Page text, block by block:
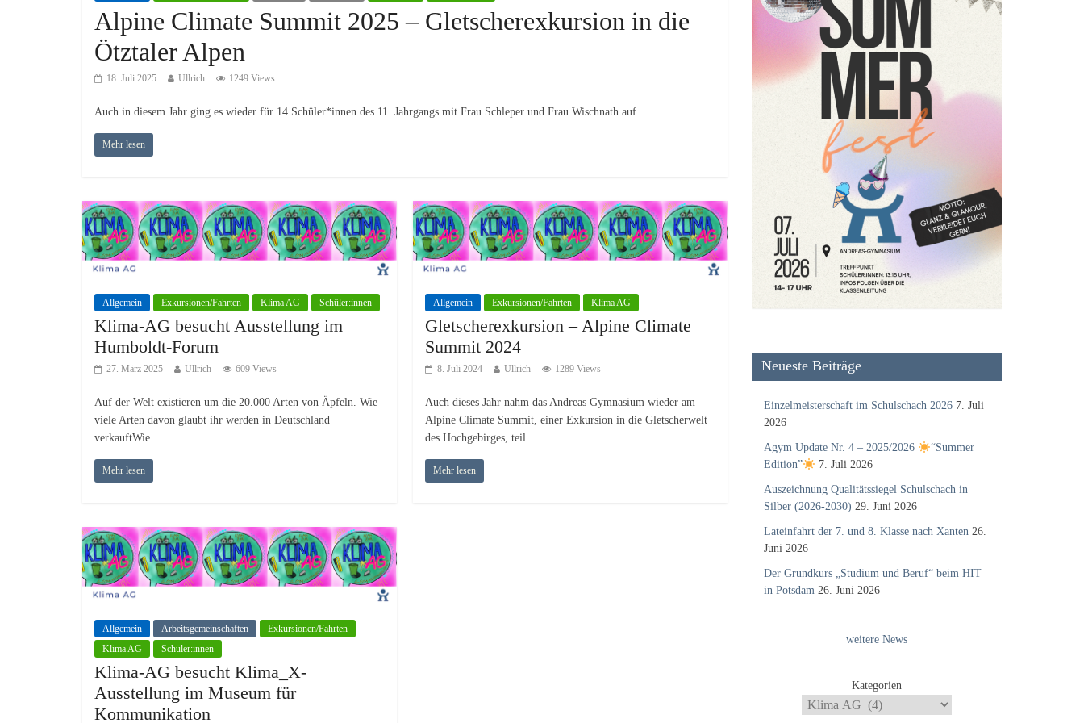
Alpine Climate Summit 2025 – Gletscherexkursion in die
Ötztaler Alpen
18. Juli 2025 Ullrich 1249 Views
Auch in diesem Jahr ging es wieder für 14 Schüler*innen des 11. Jahrgangs mit Frau Schleper und Frau Wischnath auf
Mehr lesen
Allgemein Exkursionen/Fahrten Klima AG Schüler:innen
Klima-AG besucht Ausstellung im
Humboldt-Forum
27. März 2025 Ullrich 609 Views
Auf der Welt existieren um die 20.000 Arten von Äpfeln. Wie
viele Arten davon glaubt ihr werden in Deutschland
verkauftWie
Mehr lesen
Allgemein Exkursionen/Fahrten Klima AG
Gletscherexkursion – Alpine Climate
Summit 2024
8. Juli 2024 Ullrich 1289 Views
Auch dieses Jahr nahm das Andreas Gymnasium wieder am
Alpine Climate Summit, einer Exkursion in die Gletscherwelt
des Hochgebirges, teil.
Mehr lesen
Allgemein Arbeitsgemeinschaften
Exkursionen/Fahrten
Klima AG
Schüler:innen
Klima-AG besucht Klima_X-
Ausstellung im Museum für
Kommunikation
Neueste Beiträge
Einzelmeisterschaft im Schulschach 2026 7. Juli
2026
Agym Update Nr. 4 – 2025/2026
“Summer
Edition”
7. Juli 2026
Auszeichnung Qualitätssiegel Schulschach in
Silber (2026-2030) 29. Juni 2026
Lateinfahrt der 7. und 8. Klasse nach Xanten 26.
Juni 2026
Der Grundkurs „Studium und Beruf“ beim HIT
in Potsdam 26. Juni 2026
weitere News
Kategorien